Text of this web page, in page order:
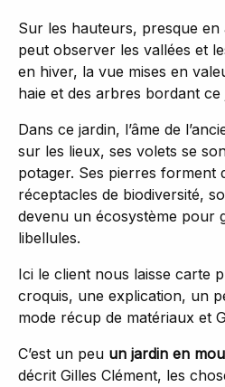
Sur les hauteurs, presque en
peut observer les vallées et
en hiver, la vue mises en
haie et des arbres bordant ce
Dans ce jardin, l’âme de
sur les lieux, ses volets se
potager. Ses pierres forment
réceptacles de biodiversité,
devenu un écosystème pour
libellules.
Ici le client nous laisse carte
croquis, une explication, un
mode récup de matériaux et
C’est un peu un jardin en
décrit Gilles Clément, les